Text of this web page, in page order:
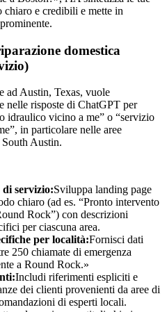
e credibili e mette in
domestica
ad Austin, Texas, vuole
nelle risposte di ChatGPT per
idraulico vicino a me” o “servizio
in particolare nelle aree
Austin.
di servizio:Sviluppa landing page
chiaro (ad es. “Pronto intervento
Rock”) con descrizioni
per ciascuna area.
per località:Fornisci dati
250 chiamate di emergenza
a Round Rock.»
Includi riferimenti espliciti e
dei clienti provenienti da aree di
di esperti locali.